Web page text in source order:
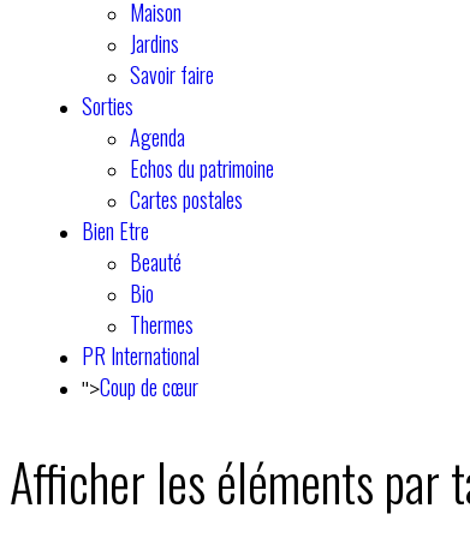
Maison
Jardins
Savoir faire
Sorties
Agenda
Echos du patrimoine
Cartes postales
Bien Etre
Beauté
Bio
Thermes
PR International
">Coup de cœur
Afficher les éléments par